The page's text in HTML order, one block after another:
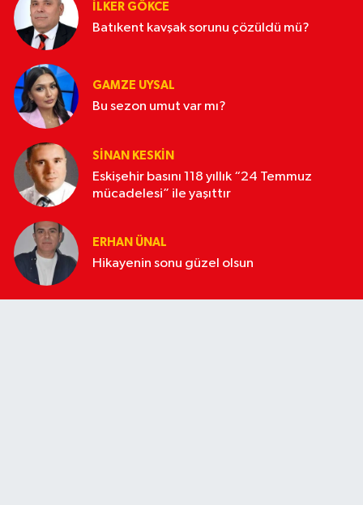
İLKER GÖKCE
Batıkent kavşak sorunu çözüldü mü?
GAMZE UYSAL
Bu sezon umut var mı?
SINAN KESKIN
Eskişehir basını 118 yıllık “24 Temmuz
mücadelesi” ile yaşıttır
ERHAN ÜNAL
Hikayenin sonu güzel olsun